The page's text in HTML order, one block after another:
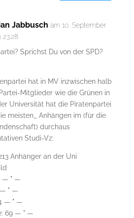
Jabbusch am 10. September
Sprichst Du von der SPD?
hat in MV inzwischen halb
Mitglieder wie die Grünen in
Universität hat die Piratenpartei
meisten_ Anhängen im (für die
durchaus
Studi-Vz:
Anhänger an der Uni
— " —
— " —
— " —
69 — " —